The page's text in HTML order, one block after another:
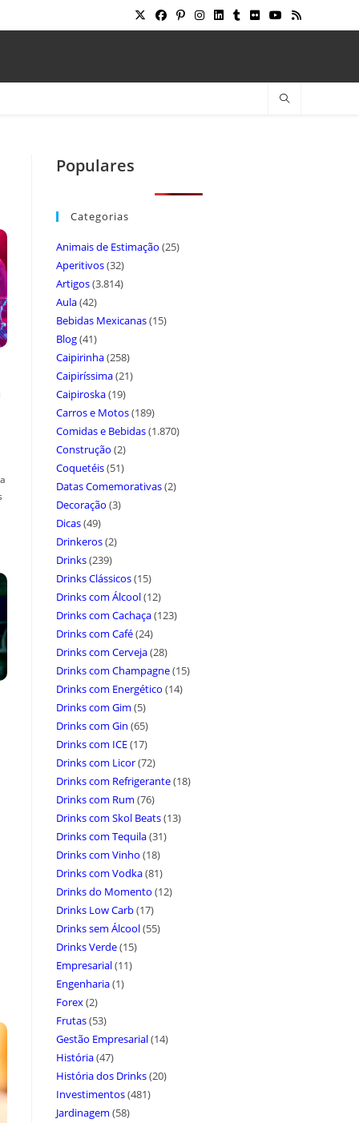
Populares
Categorias
Animais de Estimação (25)
Aperitivos(32)
Artigos(3.814)
Aula(42)
Bebidas Mexicanas(15)
Blog(41)
Caipirinha(258)
Caipiríssima(21)
Caipiroska(19)
Carros e Motos(189)
Comidas e Bebidas(1.870)
Construção (2)
Coquetéis(51)
Datas Comemorativas(2)
Decoração (3)
Dicas(49)
Drinkeros(2)
Drinks(239)
Drinks Clássicos(15)
Drinks com Álcool(12)
Drinks com Cachaça(123)
Drinks com Café(24)
Drinks com Cerveja(28)
Drinks com Champagne(15)
Drinks com Energético (14)
Drinks com Gim (5)
Drinks com Gin (65)
Drinks com ICE(17)
Drinks com Licor(72)
Drinks com Refrigerante(18)
Drinks com Rum (76)
Drinks com Skol Beats(13)
Drinks com Tequila(31)
Drinks com Vinho (18)
Drinks com Vodka(81)
Drinks do Momento (12)
Drinks Low Carb(17)
Drinks sem Álcool(55)
Drinks Verde(15)
Empresarial(11)
Engenharia(1)
Forex(2)
Frutas(53)
Gestão Empresarial(14)
História(47)
História dos Drinks(20)
Investimentos(481)
Jardinagem (58)